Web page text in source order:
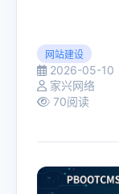
网站建设
2026-05-10
家兴网络
70阅读